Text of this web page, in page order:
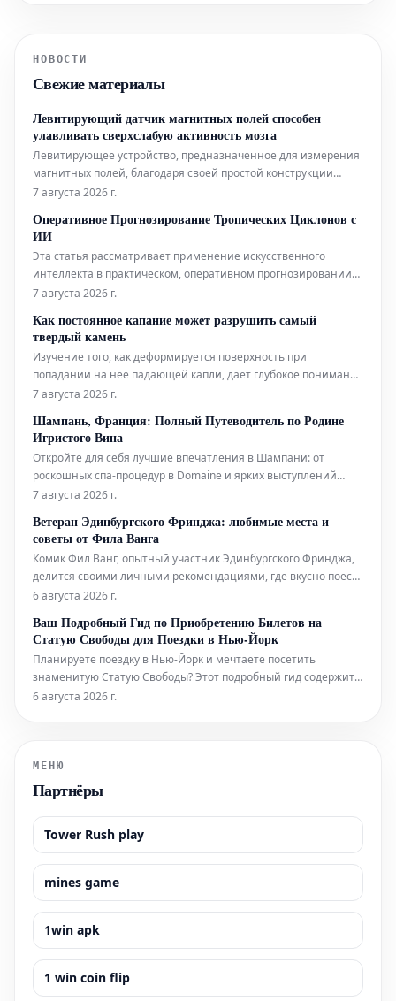
задумываться: является ли причиной
НОВОСТИ
Свежие материалы
Левитирующий датчик магнитных полей способен
улавливать сверхслабую активность мозга
Левитирующее устройство, предназначенное для измерения
магнитных полей, благодаря своей простой конструкции
может составить конкуренцию гораздо более сложным
Помимо этого, новый датчик открывает интригующие
перспективы для применения в таких
7 августа 2026 г.
Оперативное Прогнозирование Тропических Циклонов с
ИИ
Эта статья рассматривает применение искусственного
интеллекта в практическом, оперативном прогнозировании
тропических циклонов. Технологии ИИ используются для
суровых погодных явлений.
7 августа 2026 г.
Как постоянное капание может разрушить самый
твердый камень
Изучение того, как деформируется поверхность при
попадании на нее падающей капли, дает глубокое понимание
эрозионной мощи воды.
7 августа 2026 г.
Шампань, Франция: Полный Путеводитель по Родине
Игристого Вина
Откройте для себя лучшие впечатления в Шампани: от
роскошных спа-процедур в Domaine и ярких выступлений
живого хип-хопа до уникальных дегустаций на речных судах.
остановиться в этом легендарном регионе.
7 августа 2026 г.
Ветеран Эдинбургского Фринджа: любимые места и
советы от Фила Ванга
Комик Фил Ванг, опытный участник Эдинбургского Фринджа,
делится своими личными рекомендациями, где вкусно поесть
и выпить во время фестиваля в этом году. Он также указывает
забронировать.
6 августа 2026 г.
Ваш Подробный Гид по Приобретению Билетов на
Статую Свободы для Поездки в Нью-Йорк
Планируете поездку в Нью-Йорк и мечтаете посетить
знаменитую Статую Свободы? Этот подробный гид содержит
всю необходимую информацию, которая поможет вам легко
6 августа 2026 г.
МЕНЮ
Партнёры
Tower Rush play
mines game
1win apk
1 win coin flip